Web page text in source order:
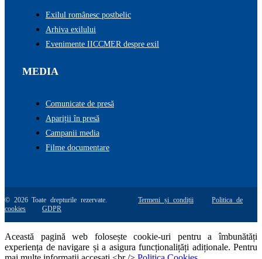
Exilul românesc postbelic
Arhiva exilului
Evenimente IICCMER despre exil
MEDIA
Comunicate de presă
Apariții în presă
Campanii media
Filme documentare
© 2026 Toate drepturile rezervate.Termeni și condiții
Politica de
cookies
GDPR
Această pagină web folosește cookie-uri pentru a îmbunătăți
experiența de navigare și a asigura funcționalițăți adiționale. Pentru